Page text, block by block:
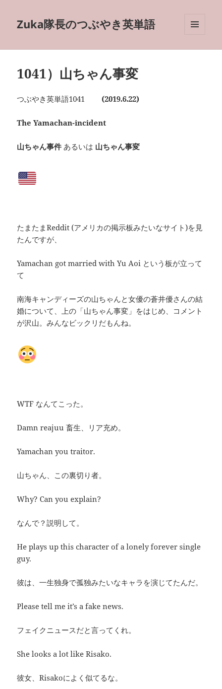
Zuka隊長のつぶやき英単語
ーとウ
1041）山ちゃん事変
つぶやき英単語1041 (2019.6.22)
The Yamachan-incident
山ちゃん事件 あるいは 山ちゃん事変
たまたまReddit (アメリカの掲示板みたいなサイト)を見
たんですが、
Yamachan got married with Yu Aoi という板が立って
て
南海キャンディーズの山ちゃんと女優の蒼井優さんの結
婚について、上の「山ちゃん事変」をはじめ、コメント
が沢山。みんなビックリだもんね。
WTF なんてこった。
Damn reajuu 畜生、リア充め。
Yamachan you traitor.
山ちゃん、この裏切り者。
Why? Can you explain?
なんで？説明して。
He plays up this character of a lonely forever single
guy.
彼は、一生独身で孤独みたいなキャラを演じてたんだ。
Please tell me it’s a fake news.
フェイクニュースだと言ってくれ。
She looks a lot like Risako.
彼女、Risakoによく似てるな。